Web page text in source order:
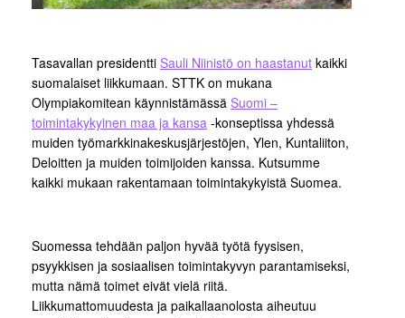
Tasavallan presidentti Sauli Niinistö on haastanut kaikki
suomalaiset liikkumaan. STTK on mukana
Olympiakomitean käynnistämässä Suomi –
toimintakykyinen maa ja kansa -konseptissa yhdessä
muiden työmarkkinakeskusjärjestöjen, Ylen, Kuntaliiton,
Deloitten ja muiden toimijoiden kanssa. Kutsumme
kaikki mukaan rakentamaan toimintakykyistä Suomea.
Suomessa tehdään paljon hyvää työtä fyysisen,
psyykkisen ja sosiaalisen toimintakyvyn parantamiseksi,
mutta nämä toimet eivät vielä riitä.
Liikkumattomuudesta ja paikallaanolosta aiheutuu